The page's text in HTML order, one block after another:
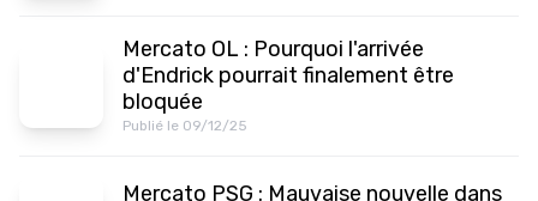
Mercato OL : Pourquoi l'arrivée
d'Endrick pourrait finalement être
bloquée
Publié le 09/12/25
Mercato PSG : Mauvaise nouvelle dans